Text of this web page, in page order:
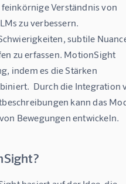
Verständnis von
zu verbessern.
subtile
zu erfassen. MotionSight
indem es die Stärken
Durch die Integration
kann das
Bewegungen entwickeln.